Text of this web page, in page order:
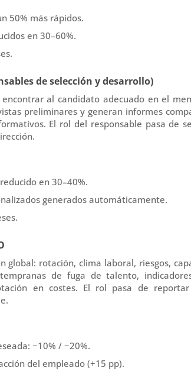
50% más rápidos.
en 30–60%.
de selección y desarrollo)
al candidato adecuado en el
preliminares y generan informes
El rol del responsable pasa de
.
en 30–40%.
generados automáticamente.
global: rotación, clima laboral, riesgos,
de fuga de talento,
en costes. El rol pasa de
.
−10% / −20%.
del empleado (+15 pp).